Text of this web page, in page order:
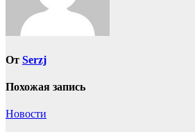
От Serzj
Похожая запись
Новости